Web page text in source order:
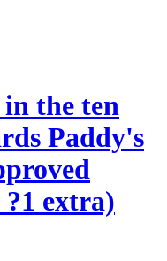
the ten
Paddy's
?1 extra)